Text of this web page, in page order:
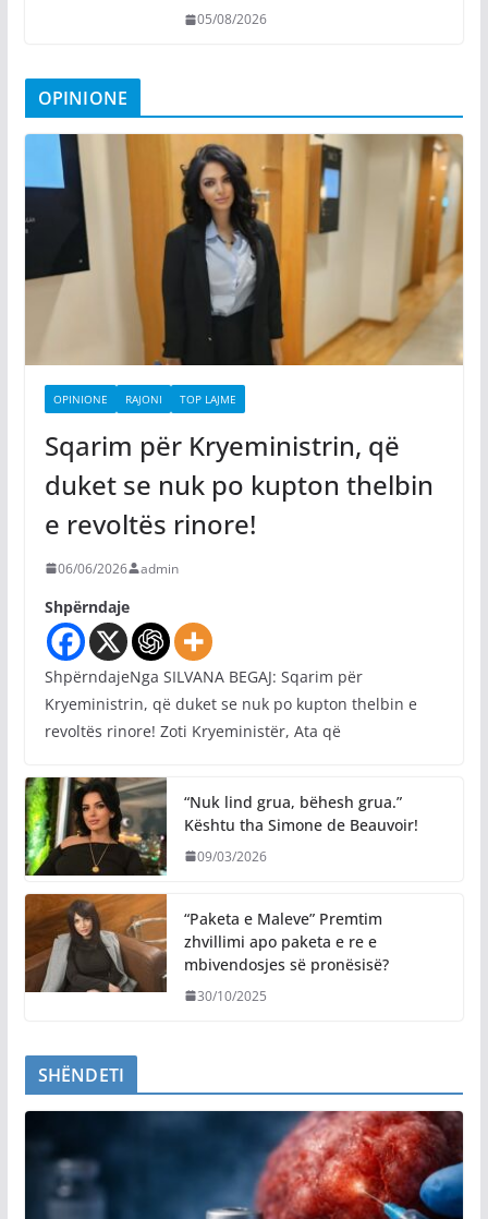
05/08/2026
OPINIONE
OPINIONE RAJONI TOP LAJME
Sqarim për Kryeministrin, që
duket se nuk po kupton thelbin
e revoltës rinore!
06/06/2026 admin
Shpërndaje
ShpërndajeNga SILVANA BEGAJ: Sqarim për
Kryeministrin, që duket se nuk po kupton thelbin e
revoltës rinore! Zoti Kryeministër, Ata që
“Nuk lind grua, bëhesh grua.”
Kështu tha Simone de Beauvoir!
09/03/2026
“Paketa e Maleve” Premtim
zhvillimi apo paketa e re e
mbivendosjes së pronësisë?
30/10/2025
SHËNDETI